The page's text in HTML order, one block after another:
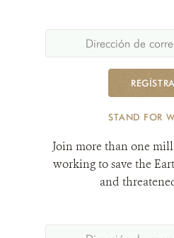
STAND FOR
Join more than one
working to save the
and